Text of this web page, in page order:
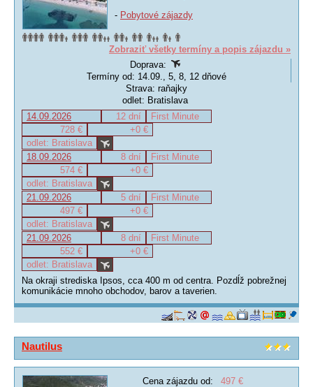
- Pobytové zájazdy
Zobraziť všetky termíny a popis zájazdu »
Doprava:
Termíny od: 14.09., 5, 8, 12 dňové
Strava: raňajky
odlet: Bratislava
14.09.2026
12 dní
First Minute
728 €
+0 €
odlet: Bratislava
18.09.2026
8 dní
First Minute
574 €
+0 €
odlet: Bratislava
21.09.2026
5 dní
First Minute
497 €
+0 €
odlet: Bratislava
21.09.2026
8 dní
First Minute
552 €
+0 €
odlet: Bratislava
Na okraji strediska Ipsos, cca 400 m od centra. Pozdĺž pobrežnej
komunikácie mnoho obchodov, barov a taverien.
Nautilus
Cena zájazdu od:
497 €